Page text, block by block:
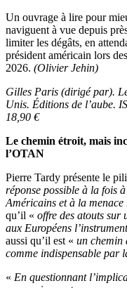
Un ouvrage à lire pour
naviguent à vue depuis
limiter les dégâts, en
président américain lors
2026. (Olivier Jehin)
Gilles Paris (dirigé par).
Unis. Éditions de l’aube.
18,90 €
Le chemin étroit, mais
l’OTAN
Pierre Tardy présente le
réponse possible à la fois
Américains et à la
qu’il « offre des atouts
aux Européens
aussi qu’il est « un chemin
comme indispensable par
« En questionnant